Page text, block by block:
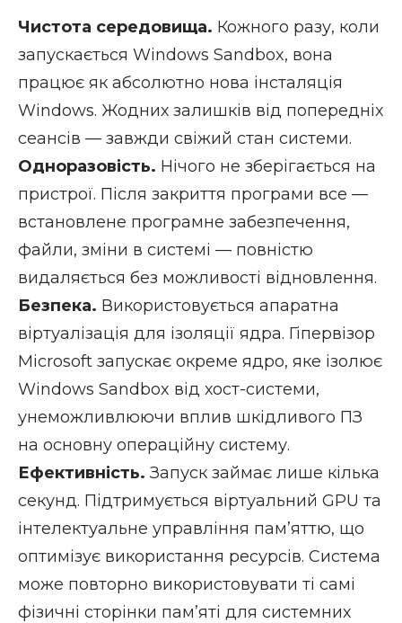
Чистота середовища. Кожного разу, коли
запускається Windows Sandbox, вона
працює як абсолютно нова інсталяція
Windows. Жодних залишків від попередніх
сеансів — завжди свіжий стан системи.
Одноразовість. Нічого не зберігається на
пристрої. Після закриття програми все —
встановлене програмне забезпечення,
файли, зміни в системі — повністю
видаляється без можливості відновлення.
Безпека. Використовується апаратна
віртуалізація для ізоляції ядра. Гіпервізор
Microsoft запускає окреме ядро, яке ізолює
Windows Sandbox від хост-системи,
унеможливлюючи вплив шкідливого ПЗ
на основну операційну систему.
Ефективність. Запуск займає лише кілька
секунд. Підтримується віртуальний GPU та
інтелектуальне управління пам’яттю, що
оптимізує використання ресурсів. Система
може повторно використовувати ті самі
фізичні сторінки пам’яті для системних